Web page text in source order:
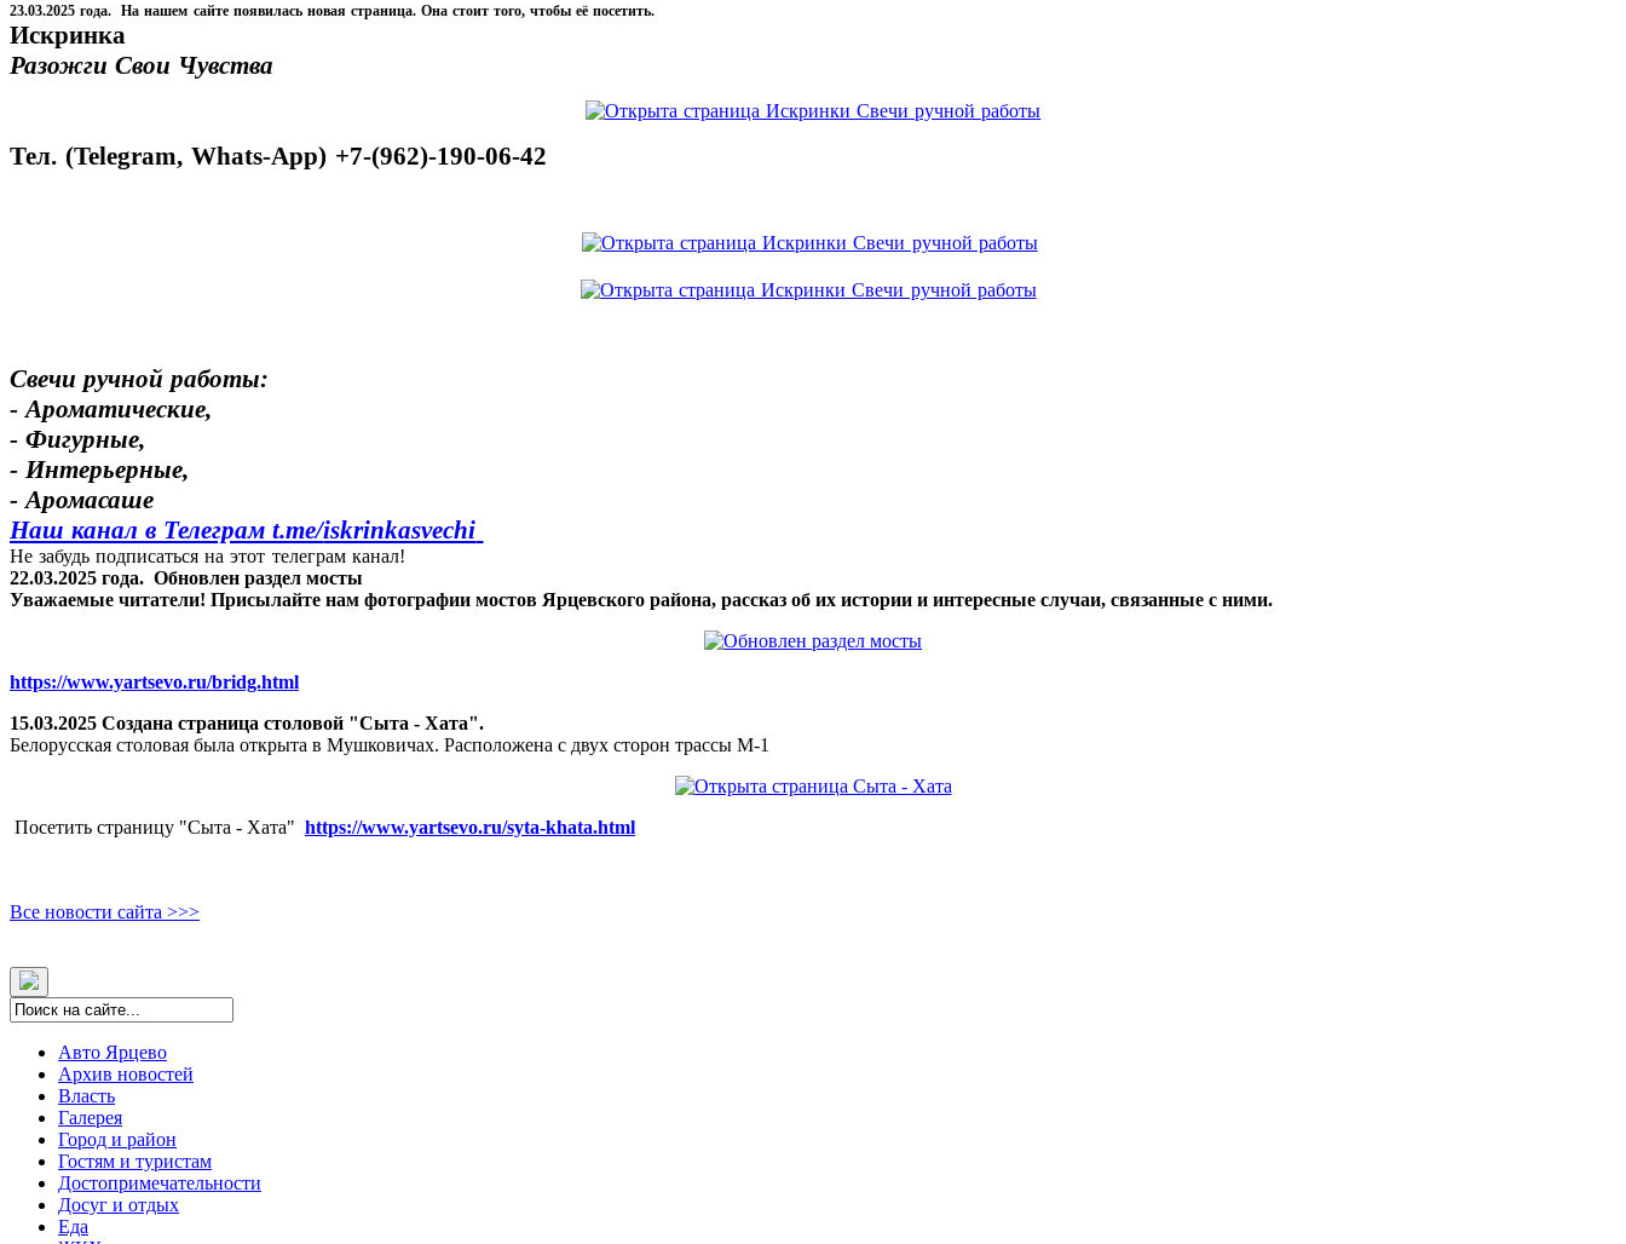
23.03.2025 года. На нашем сайте появилась новая страница. Она стоит того, чтобы её посетить.
Искринка
Разожги Свои Чувства
Тел. (Telegram, Whats-App) +7-(962)-190-06-42
Свечи ручной работы:
- Ароматические,
- Фигурные,
- Интерьерные,
- Аромасаше
Наш канал в Телеграм t.me/iskrinkasvechi
Не забудь подписаться на этот телеграм канал!
22.03.2025 года. Обновлен раздел мосты
Уважаемые читатели! Присылайте нам фотографии мостов Ярцевского района, рассказ об их истории и интересные случаи, связанные с ними.
https://www.yartsevo.ru/bridg.html
15.03.2025 Создана страница столовой "Сыта - Хата".
Белорусская столовая была открыта в Мушковичах. Расположена с двух сторон трассы М-1
Посетить страницу "Сыта - Хата" https://www.yartsevo.ru/syta-khata.html
Все новости сайта >>>
Авто Ярцево
Архив новостей
Власть
Галерея
Город и район
Гостям и туристам
Достопримечательности
Досуг и отдых
Еда